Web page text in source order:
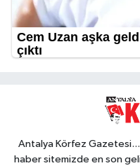
Antalya Körfez
haber sitemizde en son